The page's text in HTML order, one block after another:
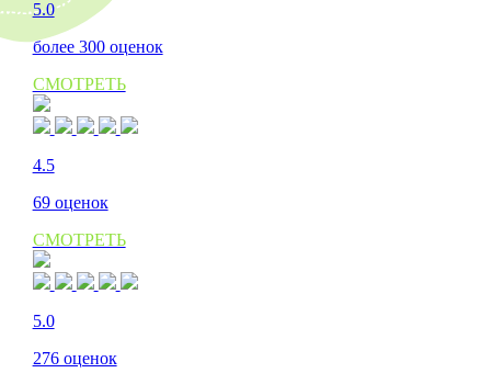
5.0
более 300 оценок
СМОТРЕТЬ
4.5
69 оценок
СМОТРЕТЬ
5.0
276 оценок